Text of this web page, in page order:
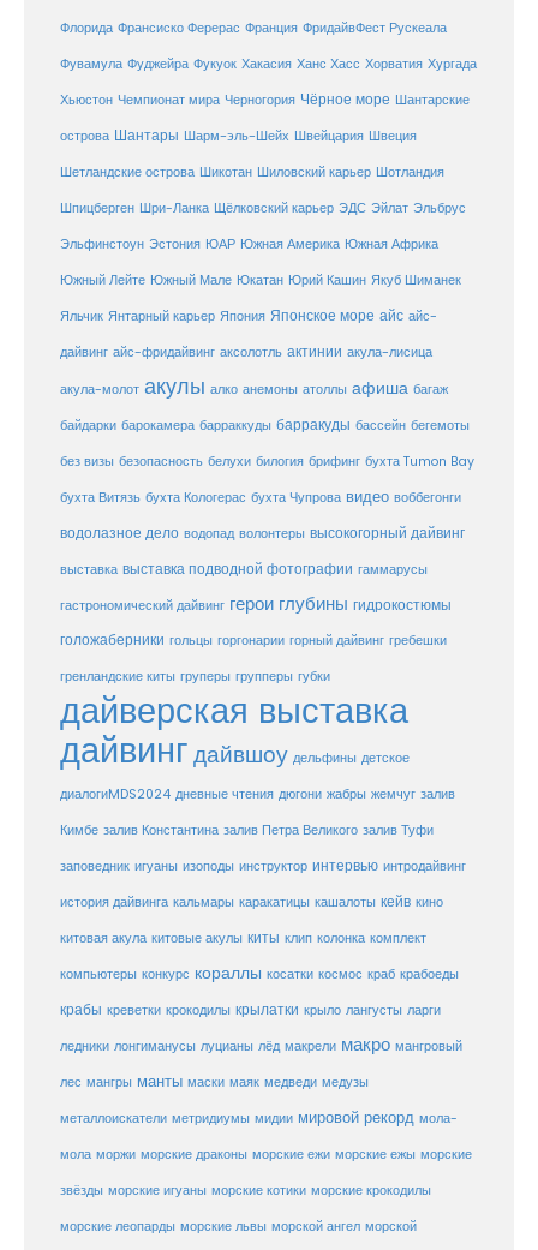
Флорида Франсиско Ферерас Франция ФридайвФест Рускеала
Фувамула Фуджейра Фукуок Хакасия Ханс Хасс Хорватия Хургада
Хьюстон Чемпионат мира Черногория Чёрное море Шантарские
острова Шантары Шарм-эль-Шейх Швейцария Швеция
Шетландские острова Шикотан Шиловский карьер Шотландия
Шпицберген Шри-Ланка Щёлковский карьер ЭДС Эйлат Эльбрус
Эльфинстоун Эстония ЮАР Южная Америка Южная Африка
Южный Лейте Южный Мале Юкатан Юрий Кашин Якуб Шиманек
Яльчик Янтарный карьер Япония Японское море айс айс-
дайвинг айс-фридайвинг аксолотль актинии акула-лисица
акула-молот акулы алко анемоны атоллы афиша багаж
байдарки барокамера барраккуды барракуды бассейн бегемоты
без визы безопасность белухи билогия брифинг бухта Tumon Bay
бухта Витязь бухта Кологерас бухта Чупрова видео воббегонги
водолазное дело водопад волонтеры высокогорный дайвинг
выставка выставка подводной фотографии гаммарусы
гастрономический дайвинг герои глубины гидрокостюмы
голожаберники гольцы горгонарии горный дайвинг гребешки
гренландские киты груперы групперы губки
дайверская выставка
дайвингдайвшоу дельфины детское
диалогиMDS2024 дневные чтения дюгони жабры жемчуг залив
Кимбе залив Константина залив Петра Великого залив Туфи
заповедник игуаны изоподы инструктор интервью интродайвинг
история дайвинга кальмары каракатицы кашалоты кейв кино
китовая акула китовые акулы киты клип колонка комплект
компьютеры конкурс кораллы косатки космос краб крабоеды
крабы креветки крокодилы крылатки крыло лангусты ларги
ледники лонгиманусы луцианы лёд макрели макро мангровый
лес мангры манты маски маяк медведи медузы
металлоискатели метридиумы мидии мировой рекорд мола-
мола моржи морские драконы морские ежи морские ежы морские
звёзды морские игуаны морские котики морские крокодилы
морские леопарды морские львы морской ангел морской